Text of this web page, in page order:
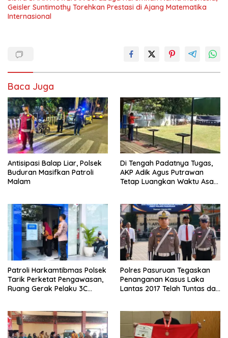
Geisler Suntimothy Torehkan Prestasi di Ajang Matematika
Internasional
Baca Juga
Antisipasi Balap Liar, Polsek
Buduran Masifkan Patroli
Malam
Di Tengah Padatnya Tugas,
AKP Adik Agus Putrawan
Tetap Luangkan Waktu Asah
Patroli Harkamtibmas Polsek
Tarik Perketat Pengawasan,
Ruang Gerak Pelaku 3C
Polres Pasuruan Tegaskan
Penanganan Kasus Laka
Lantas 2017 Telah Tuntas dan